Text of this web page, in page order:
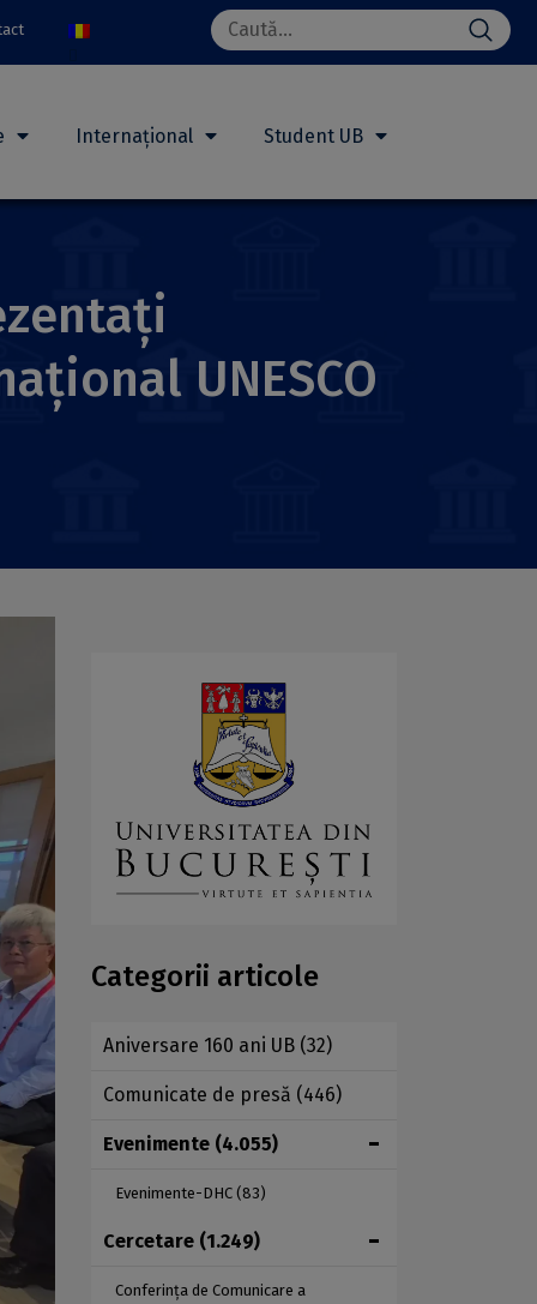
Search
for:
Internațional Student UB
UNESCO
Categorii articole
Aniversare 160 ani UB (32)
Comunicate de presă (446)
Evenimente (4.055)
Evenimente-DHC (83)
Cercetare (1.249)
Conferința de Comunicare a